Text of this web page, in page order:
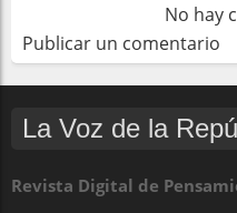
No hay
Publicar un comentario
La Voz de la
Revista Digital de